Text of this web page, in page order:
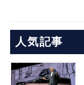
人気記事